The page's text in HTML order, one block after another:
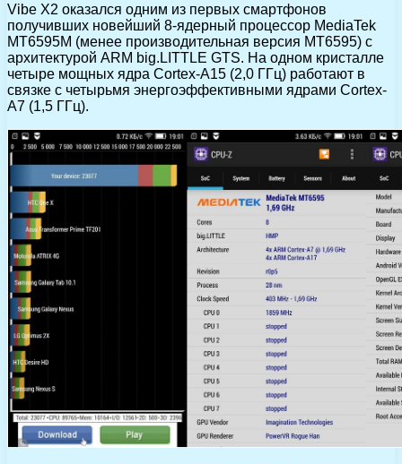
Vibe X2 оказался одним из первых смартфонов
получивших новейший 8-ядерный процессор MediaTek
MT6595M (менее производительная версия MT6595) с
архитектурой ARM big.LITTLE GTS. На одном кристалле
четыре мощных ядра Cortex-A15 (2,0 ГГц) работают в
связке с четырьмя энергоэффективными ядрами Cortex-
A7 (1,5 ГГц).